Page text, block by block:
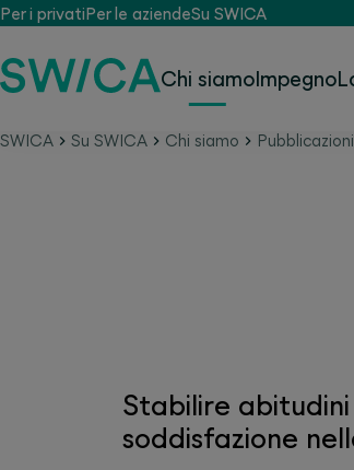
Per i privatiPer le aziendeSu SWICA
Chi siamoImpegno
SWICA Su SWICA Chi siamo Pubblicazioni
Stabilire
soddisfazione